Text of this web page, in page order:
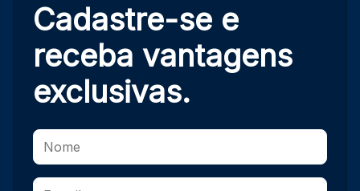
Cadastre-se e
receba vantagens
exclusivas.